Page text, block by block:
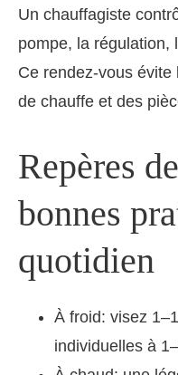
Un chauffagiste
pompe, la régulation,
Ce rendez-vous évite
de chauffe et des
Repères
bonnes
quotidien
À froid: visez
individuelles à